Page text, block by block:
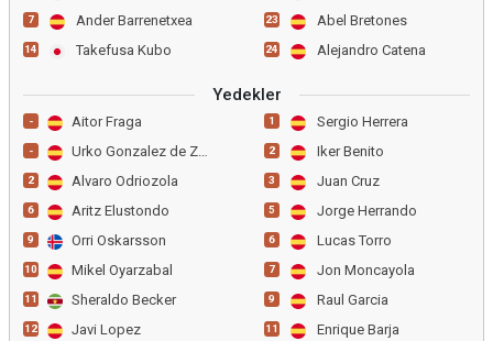
7 Ander Barrenetxea
14 Takefusa Kubo
23 Abel Bretones
24 Alejandro Catena
Yedekler
- Aitor Fraga
- Urko Gonzalez de Zarate
2 Alvaro Odriozola
6 Aritz Elustondo
9 Orri Oskarsson
10 Mikel Oyarzabal
11 Sheraldo Becker
12 Javi Lopez
1 Sergio Herrera
2 Iker Benito
3 Juan Cruz
5 Jorge Herrando
6 Lucas Torro
7 Jon Moncayola
9 Raul Garcia
11 Enrique Barja